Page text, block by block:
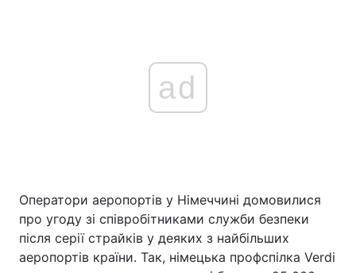
ad
Оператори аеропортів у Німеччині домовилися
про угоду зі співробітниками служби безпеки
після серії страйків у деяких з найбільших
аеропортів країни. Так, німецька профспілка Verdi